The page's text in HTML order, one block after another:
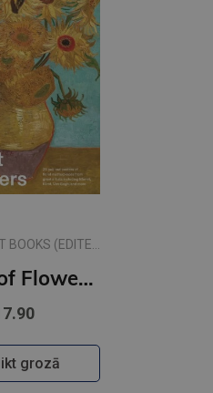
BOOKS (EDITED
The Art of Flowers: 28 pull-out posters of floral masterpieces from great artists
grozā